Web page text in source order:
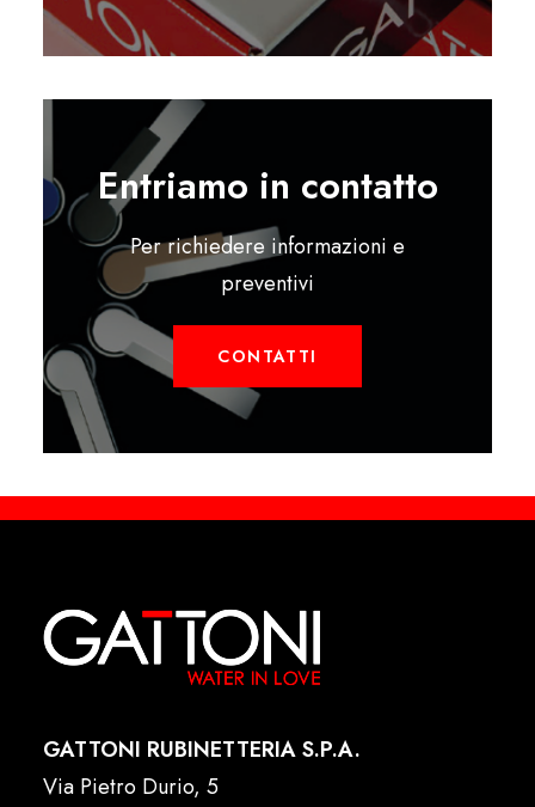
Entriamo in contatto
Per richiedere informazioni e
preventivi
CONTATTI
GATTONI RUBINETTERIA S.P.A.
Via Pietro Durio, 5